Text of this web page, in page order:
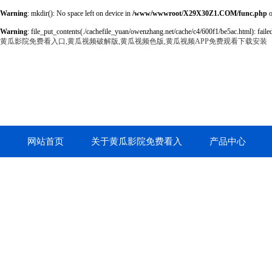
Warning: mkdir(): No space left on device in /www/wwwroot/X29X30Z1.COM/func.php
Warning: file_put_contents(./cachefile_yuan/owenzhang.net/cache/c4/600f1/be5ac.html):
黄瓜影院免费看入口,黄瓜视频破解版,黄瓜视频色版,黄瓜视频APP免费观看下载安装
网站首页 关于黄瓜影院免费看入 产品中心